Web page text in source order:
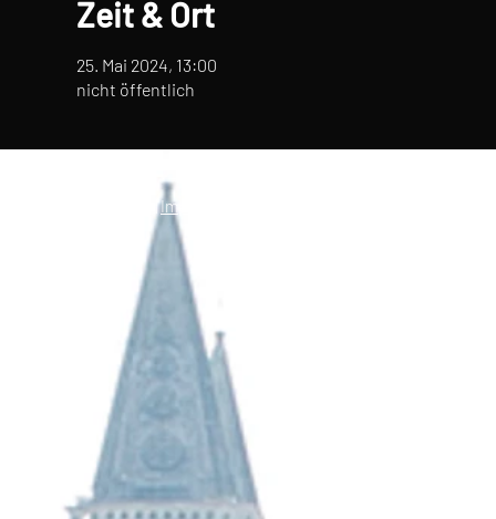
Zeit & Ort
25. Mai 2024, 13:00
nicht öffentlich
© 2021 Urner Musi |Impressum